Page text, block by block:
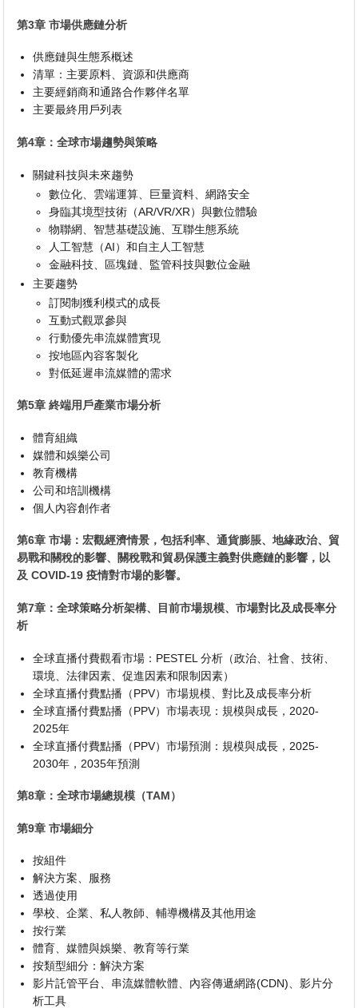
第3章 市場供應鏈分析
供應鏈與生態系概述
清單：主要原料、資源和供應商
主要經銷商和通路合作夥伴名單
主要最終用戶列表
第4章：全球市場趨勢與策略
關鍵科技與未來趨勢
數位化、雲端運算、巨量資料、網路安全
身臨其境型技術（AR/VR/XR）與數位體驗
物聯網、智慧基礎設施、互聯生態系統
人工智慧（AI）和自主人工智慧
金融科技、區塊鏈、監管科技與數位金融
主要趨勢
訂閱制獲利模式的成長
互動式觀眾參與
行動優先串流媒體實現
按地區內容客製化
對低延遲串流媒體的需求
第5章 終端用戶產業市場分析
體育組織
媒體和娛樂公司
教育機構
公司和培訓機構
個人內容創作者
第6章 市場：宏觀經濟情景，包括利率、通貨膨脹、地緣政治、貿
易戰和關稅的影響、關稅戰和貿易保護主義對供應鏈的影響，以
及 COVID-19 疫情對市場的影響。
第7章：全球策略分析架構、目前市場規模、市場對比及成長率分
析
全球直播付費觀看市場：PESTEL 分析（政治、社會、技術、
環境、法律因素、促進因素和限制因素）
全球直播付費點播（PPV）市場規模、對比及成長率分析
全球直播付費點播（PPV）市場表現：規模與成長，2020-
2025年
全球直播付費點播（PPV）市場預測：規模與成長，2025-
2030年，2035年預測
第8章：全球市場總規模（TAM）
第9章 市場細分
按組件
解決方案、服務
透過使用
學校、企業、私人教師、輔導機構及其他用途
按行業
體育、媒體與娛樂、教育等行業
按類型細分：解決方案
影片託管平台、串流媒體軟體、內容傳遞網路(CDN)、影片分
析工具